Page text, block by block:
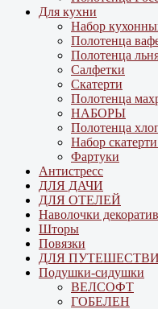
Для кухни
Набор
Полотенца
Полотенца
Салфетки
Скатерти
Полотенца
НАБОРЫ
Полотенца
Набор
Фартуки
Антистресс
ДЛЯ ДАЧИ
ДЛЯ ОТЕЛЕЙ
Наволочки
Шторы
Повязки
ДЛЯ
Подушки-сидушки
ВЕЛСОФТ
ГОБЕЛЕН